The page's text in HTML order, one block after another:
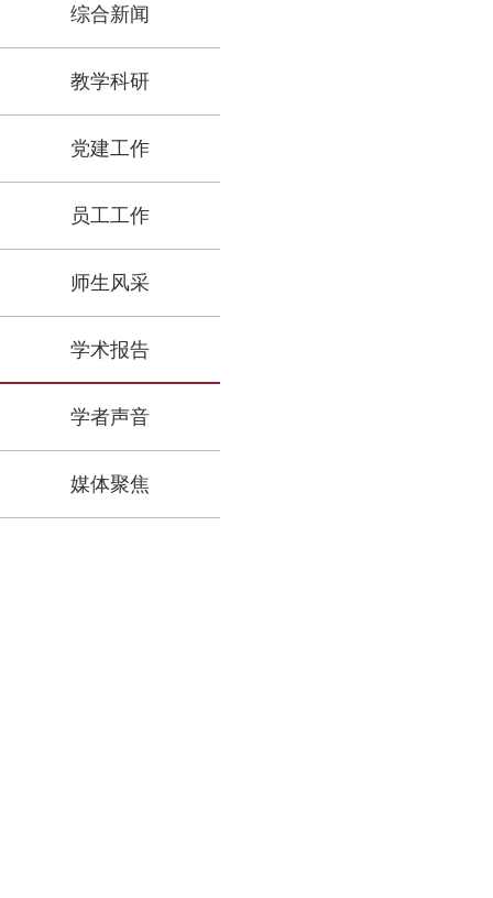
综合新闻
教学科研
党建工作
员工工作
师生风采
学术报告
学者声音
媒体聚焦